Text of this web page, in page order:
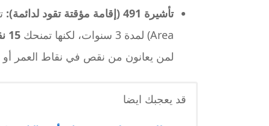
تأشيرة 491 (إقامة مؤقتة تقود لدائمة):
Area) لمدة 3 سنوات، لكنها تمنحك
15 نقطة إضافية
لمن يعانون من نقص في نقاط العمر أو
قد يعجبك ايضا